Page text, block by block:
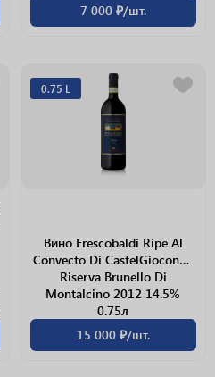
7 000 ₽/шт.
0.75 L
Вино Frescobaldi Ripe Al
Convecto Di CastelGiocondo
Riserva Brunello Di
Montalcino 2012 14.5%
0.75л
15 000 ₽/шт.